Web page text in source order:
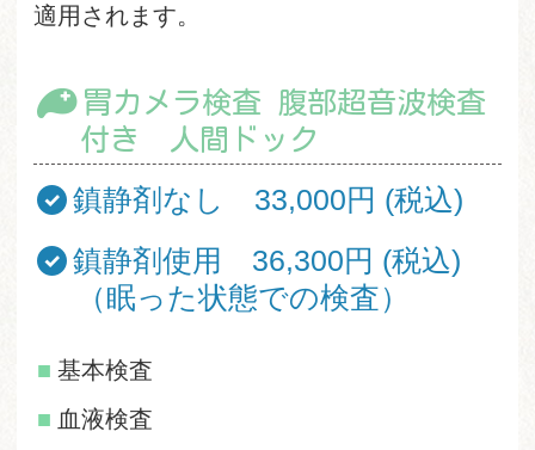
適用されます。
胃カメラ検査 腹部超音波検査
付き 人間ドック
鎮静剤なし 33,000円 (税込)
鎮静剤使用 36,300円 (税込)
（眠った状態での検査）
基本検査
血液検査